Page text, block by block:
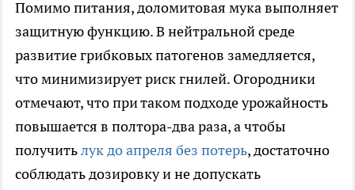
Помимо питания, доломитовая мука выполняет
защитную функцию. В нейтральной среде
развитие грибковых патогенов замедляется,
что минимизирует риск гнилей. Огородники
отмечают, что при таком подходе урожайность
повышается в полтора-два раза, а чтобы
получитьлук до апреля без потерь, достаточно
соблюдать дозировку и не допускать